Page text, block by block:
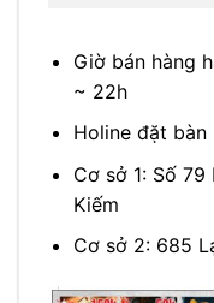
Giờ bán hàng
~ 22h
Holine đặt
Cơ sở 1: Số
Kiếm
Cơ sở 2: 685